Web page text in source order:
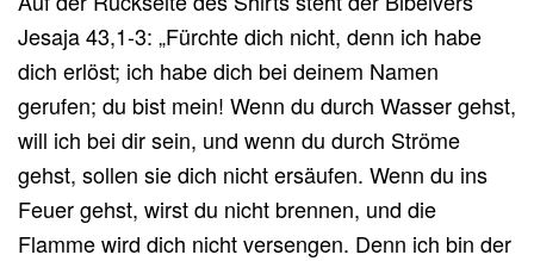
Jesaja 43,1-3: „Fürchte dich nicht, denn ich habe
dich erlöst; ich habe dich bei deinem Namen
gerufen; du bist mein! Wenn du durch Wasser gehst,
will ich bei dir sein, und wenn du durch Ströme
gehst, sollen sie dich nicht ersäufen. Wenn du ins
Feuer gehst, wirst du nicht brennen, und die
Flamme wird dich nicht versengen. Denn ich bin der